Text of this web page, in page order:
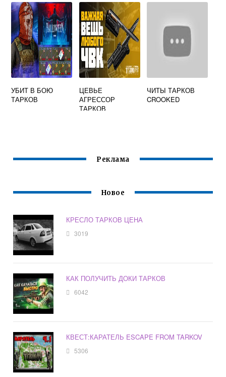
УБИТ В БОЮ
ТАРКОВ
ЦЕВЬЕ
АГРЕССОР
ТАРКОВ
ЧИТЫ ТАРКОВ
CROOKED
Реклама
Новое
КРЕСЛО ТАРКОВ ЦЕНА
3019
КАК ПОЛУЧИТЬ ДОКИ ТАРКОВ
6042
КВЕСТ:КАРАТЕЛЬ ESCAPE FROM TARKOV
5306